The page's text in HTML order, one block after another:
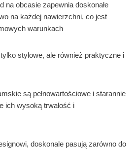
na obcasie zapewnia doskonałe
na każdej nawierzchni, co jest
warunkach
stylowe, ale również praktyczne i
są pełnowartościowe i starannie
ich wysoką trwałość i
doskonale pasują zarówno do